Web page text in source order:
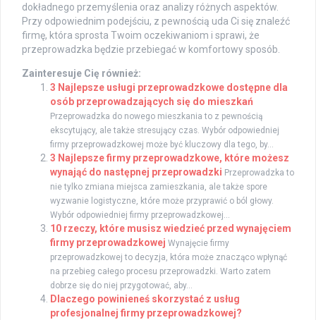
dokładnego przemyślenia oraz analizy różnych aspektów.
Przy odpowiednim podejściu, z pewnością uda Ci się znaleźć
firmę, która sprosta Twoim oczekiwaniom i sprawi, że
przeprowadzka będzie przebiegać w komfortowy sposób.
Zainteresuje Cię również:
3 Najlepsze usługi przeprowadzkowe dostępne dla
osób przeprowadzających się do mieszkań
Przeprowadzka do nowego mieszkania to z pewnością
ekscytujący, ale także stresujący czas. Wybór odpowiedniej
firmy przeprowadzkowej może być kluczowy dla tego, by...
3 Najlepsze firmy przeprowadzkowe, które możesz
wynająć do następnej przeprowadzki Przeprowadzka to
nie tylko zmiana miejsca zamieszkania, ale także spore
wyzwanie logistyczne, które może przyprawić o ból głowy.
Wybór odpowiedniej firmy przeprowadzkowej...
10 rzeczy, które musisz wiedzieć przed wynajęciem
firmy przeprowadzkowej Wynajęcie firmy
przeprowadzkowej to decyzja, która może znacząco wpłynąć
na przebieg całego procesu przeprowadzki. Warto zatem
dobrze się do niej przygotować, aby...
Dlaczego powinieneś skorzystać z usług
profesjonalnej firmy przeprowadzkowej?